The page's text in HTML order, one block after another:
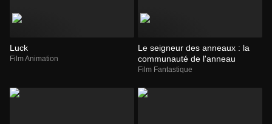
Luck
Film Animation
Le seigneur des anneaux : la
communauté de l'anneau
Film Fantastique